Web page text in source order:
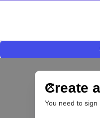
Create
You need to sign
IA para
las PYMEs
BFM 👔